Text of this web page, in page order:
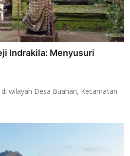
Indrakila: Menyusuri
wilayah Desa Buahan, Kecamatan